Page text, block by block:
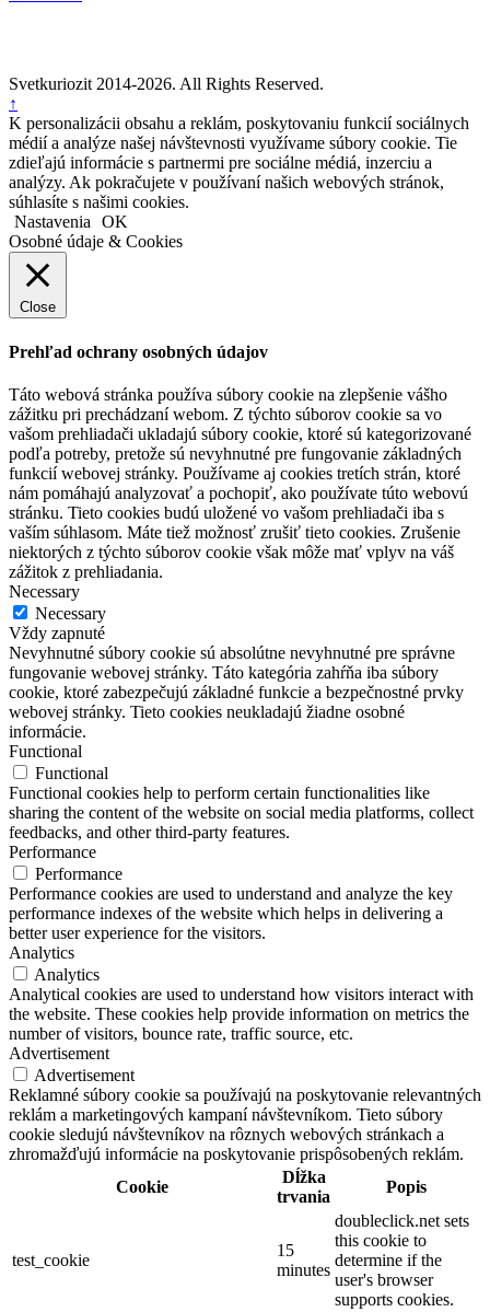
Svetkuriozit 2014-2026. All Rights Reserved.
↑
K personalizácii obsahu a reklám, poskytovaniu funkcií sociálnych
médií a analýze našej návštevnosti využívame súbory cookie. Tie
zdieľajú informácie s partnermi pre sociálne médiá, inzerciu a
analýzy. Ak pokračujete v používaní našich webových stránok,
súhlasíte s našimi cookies.
Nastavenia
OK
Osobné údaje & Cookies
Close
Prehľad ochrany osobných údajov
Táto webová stránka používa súbory cookie na zlepšenie vášho
zážitku pri prechádzaní webom. Z týchto súborov cookie sa vo
vašom prehliadači ukladajú súbory cookie, ktoré sú kategorizované
podľa potreby, pretože sú nevyhnutné pre fungovanie základných
funkcií webovej stránky. Používame aj cookies tretích strán, ktoré
nám pomáhajú analyzovať a pochopiť, ako používate túto webovú
stránku. Tieto cookies budú uložené vo vašom prehliadači iba s
vaším súhlasom. Máte tiež možnosť zrušiť tieto cookies. Zrušenie
niektorých z týchto súborov cookie však môže mať vplyv na váš
zážitok z prehliadania.
Necessary
Necessary
Vždy zapnuté
Nevyhnutné súbory cookie sú absolútne nevyhnutné pre správne
fungovanie webovej stránky. Táto kategória zahŕňa iba súbory
cookie, ktoré zabezpečujú základné funkcie a bezpečnostné prvky
webovej stránky. Tieto cookies neukladajú žiadne osobné
informácie.
Functional
Functional
Functional cookies help to perform certain functionalities like
sharing the content of the website on social media platforms, collect
feedbacks, and other third-party features.
Performance
Performance
Performance cookies are used to understand and analyze the key
performance indexes of the website which helps in delivering a
better user experience for the visitors.
Analytics
Analytics
Analytical cookies are used to understand how visitors interact with
the website. These cookies help provide information on metrics the
number of visitors, bounce rate, traffic source, etc.
Advertisement
Advertisement
Reklamné súbory cookie sa používajú na poskytovanie relevantných
reklám a marketingových kampaní návštevníkom. Tieto súbory
cookie sledujú návštevníkov na rôznych webových stránkach a
zhromažďujú informácie na poskytovanie prispôsobených reklám.
Cookie
Dĺžka
trvania
Popis
test_cookie
15
minutes
doubleclick.net sets
this cookie to
determine if the
user's browser
supports cookies.